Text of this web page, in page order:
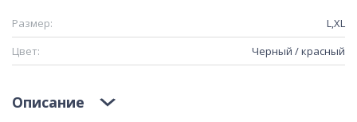
Размер:
L,XL
Цвет:
Черный / красный
Описание